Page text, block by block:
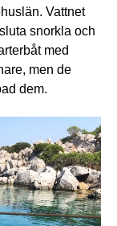
Vattnet
snorkla och
med
men de
dem.